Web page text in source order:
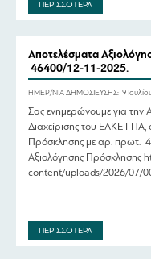
ισότητα των φύλων στο […]
ΠΕΡΙΣΣΟΤΕΡΑ
Αποτελέσματα
46400/12-11-2025.
ΗΜΕΡ/ΝΙΑ ΔΗΜΟΣΙΕΥΣΗΣ: 9
Σας ενημερώνουμε για την
Διαχείρισης του ΕΛΚΕ ΓΠΑ,
Πρόσκλησης με αρ. πρωτ.
Αξιολόγησης Πρόσκλησης
content/uploads/2026/07/
ΠΕΡΙΣΣΟΤΕΡΑ